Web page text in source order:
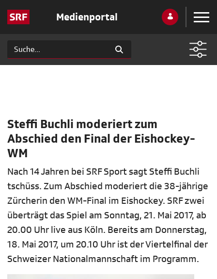
Medienportal
Steffi Buchli moderiert zum
Abschied den Final der Eishockey-
WM
Nach 14 Jahren bei SRF Sport sagt Steffi Buchli
tschüss. Zum Abschied moderiert die 38-jährige
Zürcherin den WM-Final im Eishockey. SRF zwei
überträgt das Spiel am Sonntag, 21. Mai 2017, ab
20.00 Uhr live aus Köln. Bereits am Donnerstag,
18. Mai 2017, um 20.10 Uhr ist der Viertelfinal der
Schweizer Nationalmannschaft im Programm.